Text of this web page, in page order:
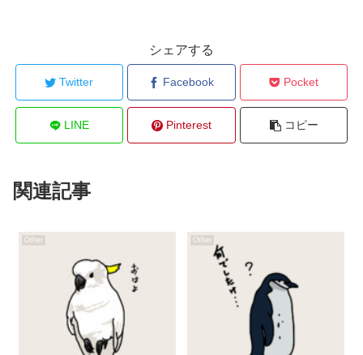
シェアする
Twitter Facebook Pocket
LINE Pinterest コピー
関連記事
Other Other